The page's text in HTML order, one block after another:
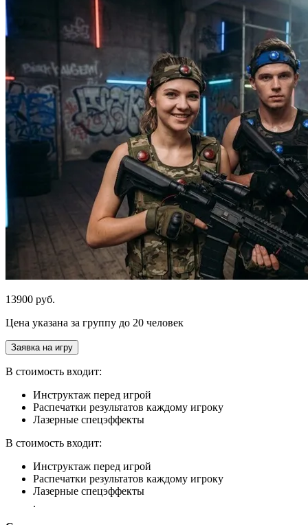
13900 руб.
Цена указана за группу до 20 человек
Заявка на игру
В стоимость входит:
Инструктаж перед игрой
Распечатки результатов каждому игроку
Лазерные спецэффекты
В стоимость входит:
Инструктаж перед игрой
Распечатки результатов каждому игроку
Лазерные спецэффекты
.